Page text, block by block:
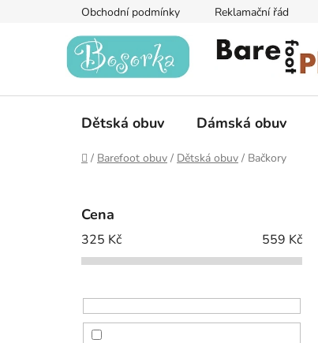
Obchodní podmínky Reklamační řád
Dětská obuv Dámská obuv
Domů
/ Barefoot obuv / Dětská obuv / Bačkory
Cena
325 Kč 559 Kč